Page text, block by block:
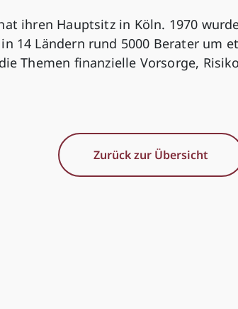
ihren Hauptsitz in Köln. 1970
14 Ländern rund 5000 Berater um
Themen finanzielle Vorsorge,
Zurück zur Übersicht